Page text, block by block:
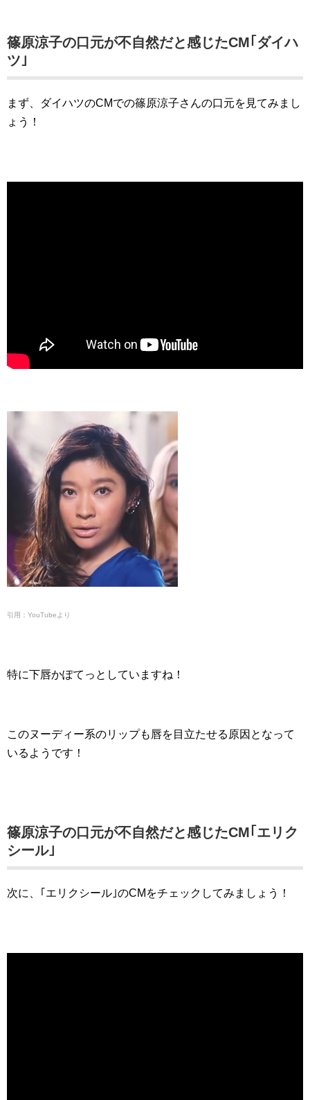
篠原涼子の口元が不自然だと感じたCM｢ダイハ
ツ｣
まず、ダイハツのCMでの篠原涼子さんの口元を見てみまし
ょう！
引用：YouTubeより
特に下唇かぽてっとしていますね！
このヌーディー系のリップも唇を目立たせる原因となって
いるようです！
篠原涼子の口元が不自然だと感じたCM｢エリク
シール｣
次に、｢エリクシール｣のCMをチェックしてみましょう！